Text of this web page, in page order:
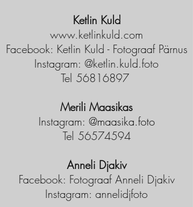
Ketlin Kuld
www.ketlinkuld.com
Facebook: Ketlin Kuld - Fotograaf Pärnus
Instagram: @ketlin.kuld.foto
Tel 56816897
Merili Maasikas
Instagram: @maasika.foto
Tel 56574594
Anneli Djakiv
Facebook: Fotograaf Anneli Djakiv
Instagram: annelidjfoto